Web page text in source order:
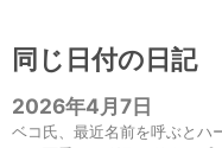
同じ日付の日記
2026年4月7日
ベコ氏、最近名前を呼ぶとハ